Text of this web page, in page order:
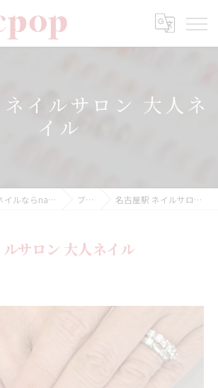
イルサロン 大人ネ
イル
愛知県名古屋のネイルならnailsalon magicpop ブログ 名古屋駅 ネイルサロン 大人ネイル
サロン 大人ネイル